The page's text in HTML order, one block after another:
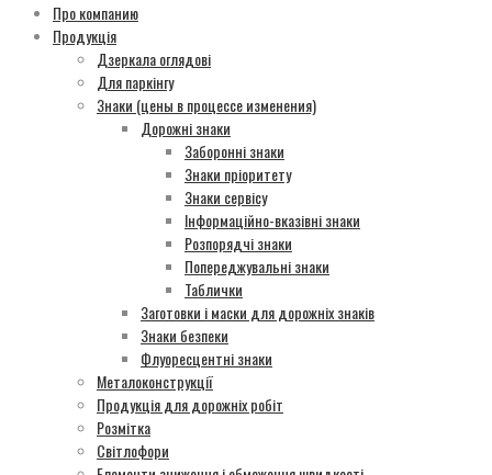
Про компанию
Продукція
Дзеркала оглядові
Для паркінгу
Знаки (цены в процессе изменения)
Дорожні знаки
Заборонні знаки
Знаки пріоритету
Знаки сервісу
Інформаційно-вказівні знаки
Розпорядчі знаки
Попереджувальні знаки
Таблички
Заготовки і маски для дорожніх знаків
Знаки безпеки
Флуоресцентні знаки
Металоконструкції
Продукція для дорожніх робіт
Розмітка
Світлофори